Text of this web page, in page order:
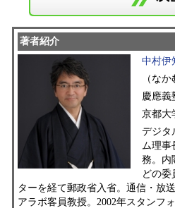
著者紹介
中村伊
（な
慶應義
京都大
デジタ
ム理事
務。内
どの委
ターを経て郵政省入省。通信・放
アラボ客員教授。2002年スタンフ